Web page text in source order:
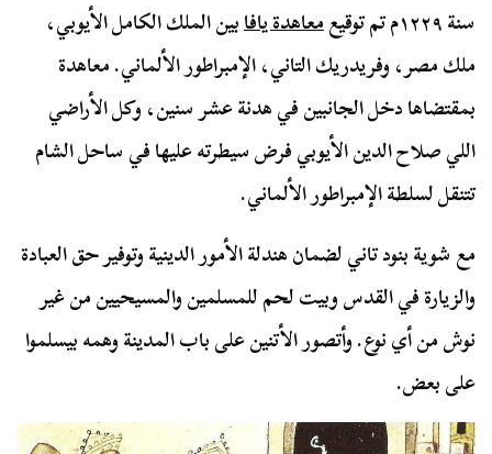
سنة ١٢٢٩م تم توقيع
معاهدة يافابين الملك الكامل الأيوبي،
ملك مصر، وفريدريك التاني، الإمبراطور الألماني. معاهدة
بمقتضاها دخل الجانبين في هدنة عشر سنين، وكل الأراضي
اللي صلاح الدين الأيوبي فرض سيطرته عليها في ساحل الشام
تتنقل لسلطة الإمبراطور الألماني.
مع شوية بنود تاني لضمان هندلة الأمور الدينية وتوفير حق العبادة
والزيارة في القدس وبيت لحم للمسلمين والمسيحيين من غير
نوش من أي نوع. وأتصور الأتنين على باب المدينة وهمه بيسلموا
على بعض.